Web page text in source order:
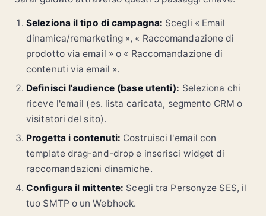
Seleziona il tipo di campagna: Scegli « Email
dinamica/remarketing », « Raccomandazione di
prodotto via email » o « Raccomandazione di
contenuti via email ».
Definisci l'audience (base utenti): Seleziona chi
riceve l'email (es. lista caricata, segmento CRM o
visitatori del sito).
Progetta i contenuti: Costruisci l'email con
template drag-and-drop e inserisci widget di
raccomandazioni dinamiche.
Configura il mittente: Scegli tra Personyze SES, il
tuo SMTP o un Webhook.